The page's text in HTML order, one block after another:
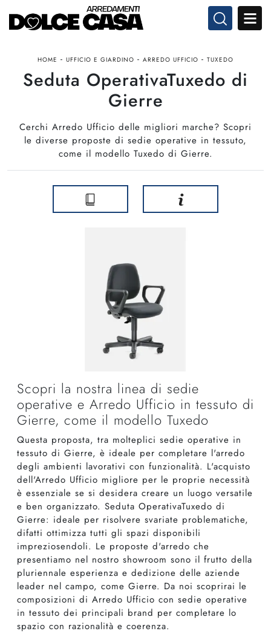
HOME - UFFICIO E GIARDINO - ARREDO UFFICIO - TUXEDO
Seduta OperativaTuxedo di
Gierre
Cerchi Arredo Ufficio delle migliori marche? Scopri
le diverse proposte di sedie operative in tessuto,
come il modello Tuxedo di Gierre.
Scopri la nostra linea di sedie
operative e Arredo Ufficio in tessuto di
Gierre, come il modello Tuxedo
Questa proposta, tra molteplici sedie operative in
tessuto di Gierre, è ideale per completare l'arredo
degli ambienti lavorativi con funzionalità. L'acquisto
dell'Arredo Ufficio migliore per le proprie necessità
è essenziale se si desidera creare un luogo versatile
e ben organizzato. Seduta OperativaTuxedo di
Gierre: ideale per risolvere svariate problematiche,
difatti ottimizza tutti gli spazi disponibili
impreziosendoli. Le proposte d'arredo che
presentiamo nel nostro showroom sono il frutto della
pluriennale esperienza e dedizione delle aziende
leader nel campo, come Gierre. Da noi scoprirai le
composizioni di Arredo Ufficio con sedie operative
in tessuto dei principali brand per completare lo
spazio con razionalità e coerenza.